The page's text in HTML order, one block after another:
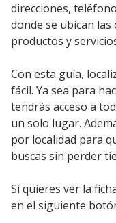
direcciones,
donde se ubican
productos y
Con esta guía,
fácil. Ya sea para
tendrás acceso a
un solo lugar.
por localidad para
buscas sin perder
Si quieres ver la
en el siguiente